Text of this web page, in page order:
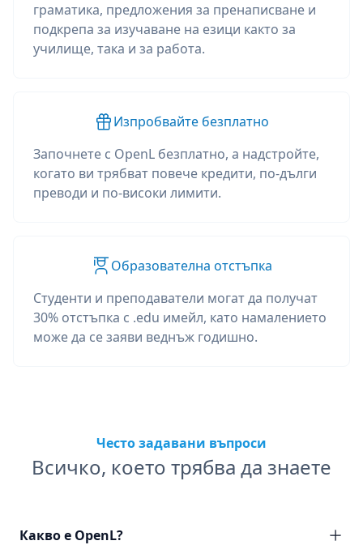
граматика, предложения за пренаписване и
подкрепа за изучаване на езици както за
училище, така и за работа.
Изпробвайте безплатно
Започнете с OpenL безплатно, а надстройте,
когато ви трябват повече кредити, по-дълги
преводи и по-високи лимити.
Образователна отстъпка
Студенти и преподаватели могат да получат
30% отстъпка с .edu имейл, като намалението
може да се заяви веднъж годишно.
Често задавани въпроси
Всичко, което трябва да знаете
Какво е OpenL?